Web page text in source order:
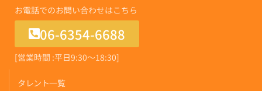
お電話でのお問い合わせはこちら
06-6354-6688
[営業時間 :平日9:30〜18:30]
タレント一覧